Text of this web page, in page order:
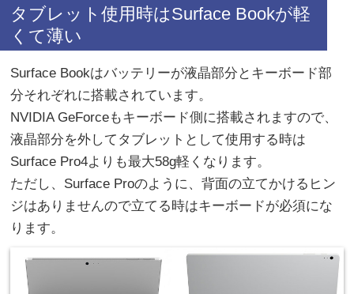
タブレット使用時はSurface Bookが軽
くて薄い
Surface Bookはバッテリーが液晶部分とキーボード部
分それぞれに搭載されています。
NVIDIA GeForceもキーボード側に搭載されますので、
液晶部分を外してタブレットとして使用する時は
Surface Pro4よりも最大58g軽くなります。
ただし、Surface Proのように、背面の立てかけるヒン
ジはありませんので立てる時はキーボードが必須にな
ります。